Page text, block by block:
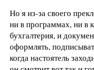
Но я из-за своего
ни в программах, ни в
бухгалтерия, и
оформлять,
когда настоятель